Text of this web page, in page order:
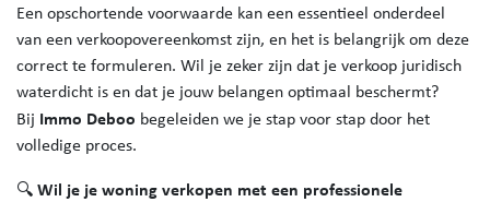
Een opschortende voorwaarde kan een essentieel onderdeel
van een verkoopovereenkomst zijn, en het is belangrijk om deze
correct te formuleren. Wil je zeker zijn dat je verkoop juridisch
waterdicht is en dat je jouw belangen optimaal beschermt?
Bij Immo Deboo begeleiden we je stap voor stap door het
volledige proces.
🔍Wil je je woning verkopen met een professionele